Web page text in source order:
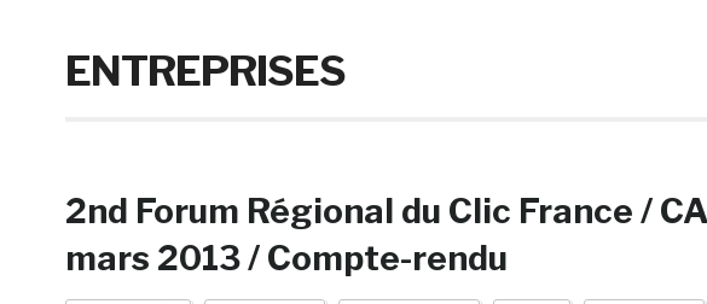
ENTREPRISES
2nd Forum Régional du Clic France /
mars 2013 / Compte-rendu